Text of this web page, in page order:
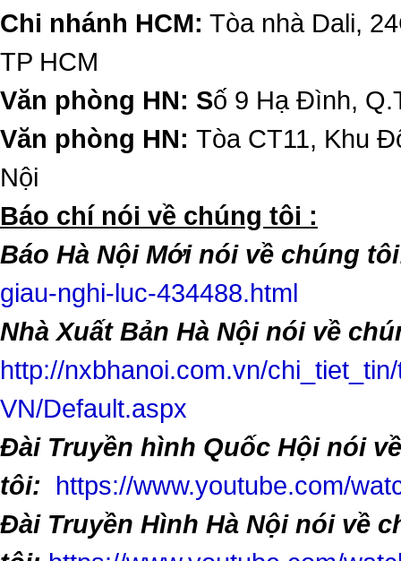
Chi nhánh HCM: Tòa nhà Dali,
TP HCM
Văn phòng HN: Số 9 Hạ Đình,
Văn phòng HN: Tòa CT11, Khu
Nội
​Báo chí nói về chúng tôi :
Báo Hà Nội Mới nói về chúng
giau-nghi-luc-434488.html
Nhà Xuất Bản Hà Nội nói về
http://nxbhanoi.com.vn/
VN/Default.aspx
Đài Truyền hình Quốc Hội nói
tôi:
https://www.youtube.com/
Đài Truyền Hình Hà Nội nói về